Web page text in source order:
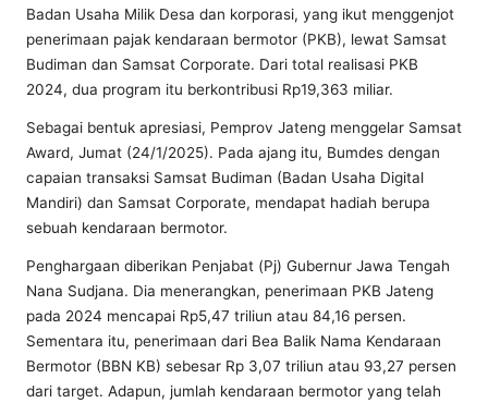
Badan Usaha Milik Desa dan korporasi, yang ikut menggenjot
penerimaan pajak kendaraan bermotor (PKB), lewat Samsat
Budiman dan Samsat Corporate. Dari total realisasi PKB
2024, dua program itu berkontribusi Rp19,363 miliar.
Sebagai bentuk apresiasi, Pemprov Jateng menggelar Samsat
Award, Jumat (24/1/2025). Pada ajang itu, Bumdes dengan
capaian transaksi Samsat Budiman (Badan Usaha Digital
Mandiri) dan Samsat Corporate, mendapat hadiah berupa
sebuah kendaraan bermotor.
Penghargaan diberikan Penjabat (Pj) Gubernur Jawa Tengah
Nana Sudjana. Dia menerangkan, penerimaan PKB Jateng
pada 2024 mencapai Rp5,47 triliun atau 84,16 persen.
Sementara itu, penerimaan dari Bea Balik Nama Kendaraan
Bermotor (BBN KB) sebesar Rp 3,07 triliun atau 93,27 persen
dari target. Adapun, jumlah kendaraan bermotor yang telah